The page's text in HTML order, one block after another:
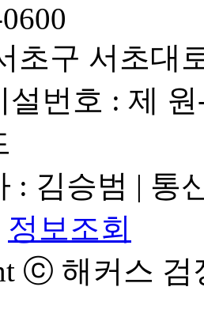
초구 서초대
설번호 : 제
: 김승범 | 통
정보조회
ⓒ 해커스 검